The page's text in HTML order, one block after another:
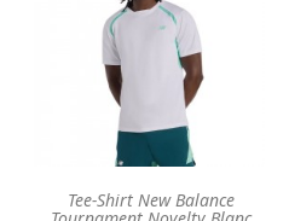
Tee-Shirt New Balance